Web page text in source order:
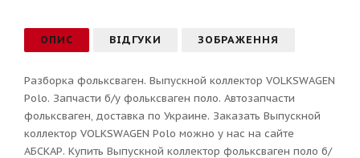
ОПИС ВІДГУКИ ЗОБРАЖЕННЯ
Разборка фольксваген. Выпускной коллектор VOLKSWAGEN
Polo. Запчасти б/у фольксваген поло. Автозапчасти
фольксваген, доставка по Украине. Заказать Выпускной
коллектор VOLKSWAGEN Polo можно у нас на сайте
АБСКАР. Купить Выпускной коллектор фольксваген поло б/